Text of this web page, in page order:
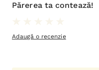
Părerea ta contează!
Adaugă o recenzie